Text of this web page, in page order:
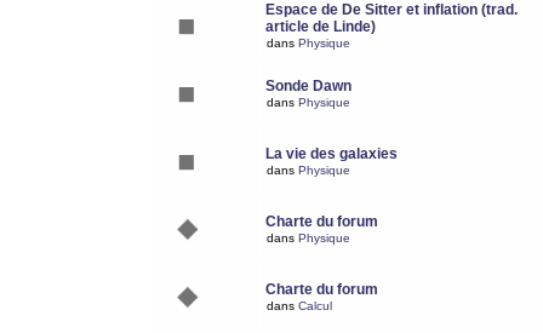
Espace de De Sitter et inflation (trad.
article de Linde)
dans Physique
Sonde Dawn
dans Physique
La vie des galaxies
dans Physique
Charte du forum
dans Physique
Charte du forum
dans Calcul